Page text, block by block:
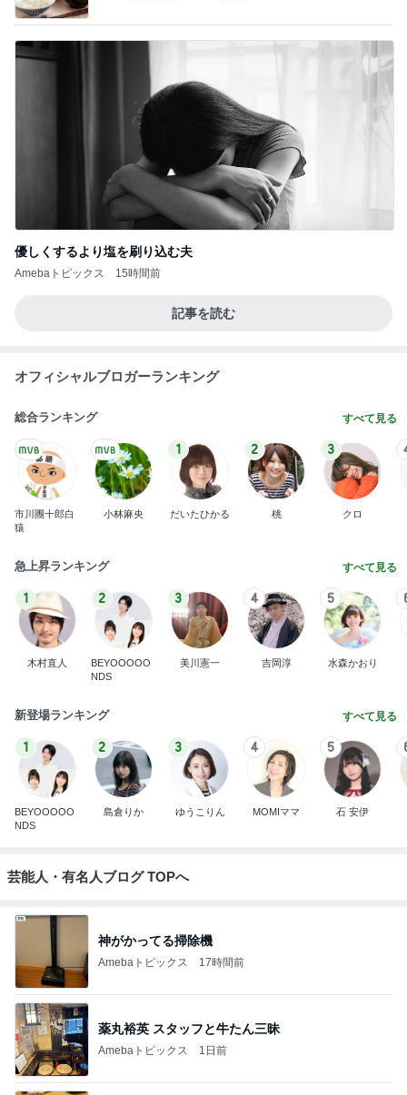
優しくするより塩を刷り込む夫
Amebaトピックス 15時間前
記事を読む
オフィシャルブロガーランキング
総合ランキング すべて見る
市川團十郎白
猿
小林麻央
1
だいたひかる
2
桃
3
クロ
急上昇ランキング すべて見る
1
木村直人
2
BEYOOOOO
NDS
3
美川憲一
4
吉岡淳
5
水森かおり
新登場ランキング すべて見る
1
BEYOOOOO
NDS
2
島倉りか
3
ゆうこりん
4
MOMIママ
5
石 安伊
芸能人・有名人ブログ TOPへ
神がかってる掃除機
Amebaトピックス 17時間前
薬丸裕英 スタッフと牛たん三昧
Amebaトピックス 1日前